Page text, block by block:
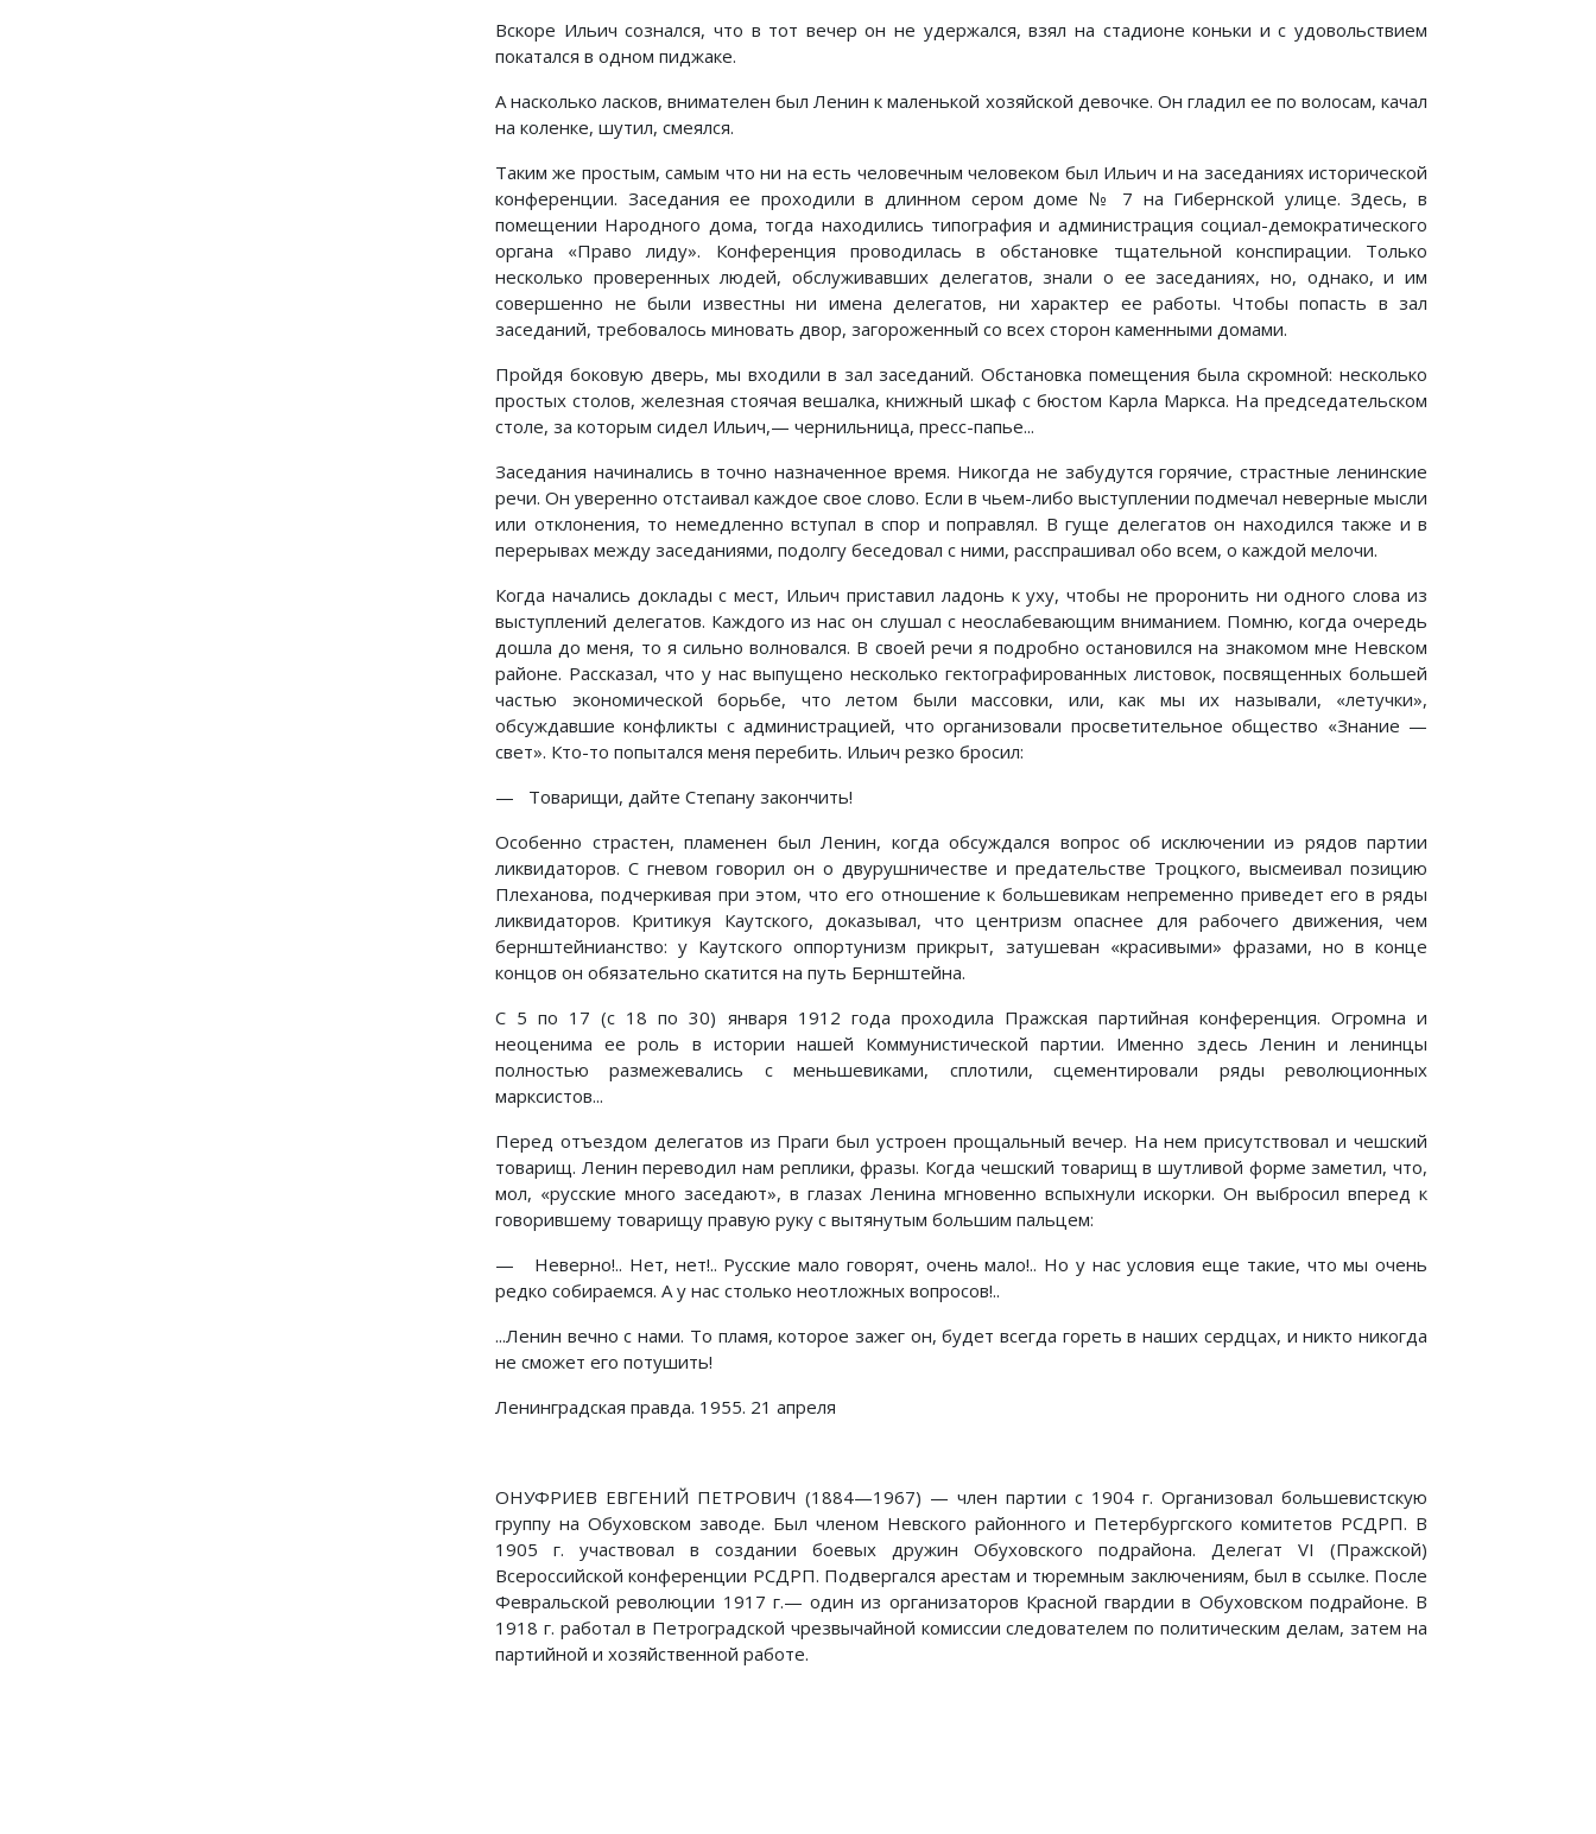
Вскоре Ильич сознался, что в тот вечер он не удержался, взял на стадионе коньки и с удовольствием
покатался в одном пиджаке.
А насколько ласков, внимателен был Ленин к маленькой хозяйской девочке. Он гладил ее по волосам, качал
на коленке, шутил, смеялся.
Таким же простым, самым что ни на есть человечным человеком был Ильич и на заседаниях исторической
конференции. Заседания ее проходили в длинном сером доме № 7 на Гибернской улице. Здесь, в
помещении Народного дома, тогда находились типография и администрация социал-демократического
органа «Право лиду». Конференция проводилась в обстановке тщательной конспирации. Только
несколько проверенных людей, обслуживавших делегатов, знали о ее заседаниях, но, однако, и им
совершенно не были известны ни имена делегатов, ни характер ее работы. Чтобы попасть в зал
заседаний, требовалось миновать двор, загороженный со всех сторон каменными домами.
Пройдя боковую дверь, мы входили в зал заседаний. Обстановка помещения была скромной: несколько
простых столов, железная стоячая вешалка, книжный шкаф с бюстом Карла Маркса. На председательском
столе, за которым сидел Ильич,— чернильница, пресс-папье...
Заседания начинались в точно назначенное время. Никогда не забудутся горячие, страстные ленинские
речи. Он уверенно отстаивал каждое свое слово. Если в чьем-либо выступлении подмечал неверные мысли
или отклонения, то немедленно вступал в спор и поправлял. В гуще делегатов он находился также и в
перерывах между заседаниями, подолгу беседовал с ними, расспрашивал обо всем, о каждой мелочи.
Когда начались доклады с мест, Ильич приставил ладонь к уху, чтобы не проронить ни одного слова из
выступлений делегатов. Каждого из нас он слушал с неослабевающим вниманием. Помню, когда очередь
дошла до меня, то я сильно волновался. В своей речи я подробно остановился на знакомом мне Невском
районе. Рассказал, что у нас выпущено несколько гектографированных листовок, посвященных большей
частью экономической борьбе, что летом были массовки, или, как мы их называли, «летучки»,
обсуждавшие конфликты с администрацией, что организовали просветительное общество «Знание —
свет». Кто-то попытался меня перебить. Ильич резко бросил:
— Товарищи, дайте Степану закончить!
Особенно страстен, пламенен был Ленин, когда обсуждался вопрос об исключении иэ рядов партии
ликвидаторов. С гневом говорил он о двурушничестве и предательстве Троцкого, высмеивал позицию
Плеханова, подчеркивая при этом, что его отношение к большевикам непременно приведет его в ряды
ликвидаторов. Критикуя Каутского, доказывал, что центризм опаснее для рабочего движения, чем
бернштейнианство: у Каутского оппортунизм прикрыт, затушеван «красивыми» фразами, но в конце
концов он обязательно скатится на путь Бернштейна.
С 5 по 17 (с 18 по 30) января 1912 года проходила Пражская партийная конференция. Огромна и
неоценима ее роль в истории нашей Коммунистической партии. Именно здесь Ленин и ленинцы
полностью размежевались с меньшевиками, сплотили, сцементировали ряды революционных
марксистов...
Перед отъездом делегатов из Праги был устроен прощальный вечер. На нем присутствовал и чешский
товарищ. Ленин переводил нам реплики, фразы. Когда чешский товарищ в шутливой форме заметил, что,
мол, «русские много заседают», в глазах Ленина мгновенно вспыхнули искорки. Он выбросил вперед к
говорившему товарищу правую руку с вытянутым большим пальцем:
— Неверно!.. Нет, нет!.. Русские мало говорят, очень мало!.. Но у нас условия еще такие, что мы очень
редко собираемся. А у нас столько неотложных вопросов!..
...Ленин вечно с нами. То пламя, которое зажег он, будет всегда гореть в наших сердцах, и никто никогда
не сможет его потушить!
Ленинградская правда. 1955. 21 апреля
ОНУФРИЕВ ЕВГЕНИЙ ПЕТРОВИЧ (1884—1967) — член партии с 1904 г. Организовал большевистскую
группу на Обуховском заводе. Был членом Невского районного и Петербургского комитетов РСДРП. В
1905 г. участвовал в создании боевых дружин Обуховского подрайона. Делегат VI (Пражской)
Всероссийской конференции РСДРП. Подвергался арестам и тюремным заключениям, был в ссылке. После
Февральской революции 1917 г.— один из организаторов Красной гвардии в Обуховском подрайоне. В
1918 г. работал в Петроградской чрезвычайной комиссии следователем по политическим делам, затем на
партийной и хозяйственной работе.